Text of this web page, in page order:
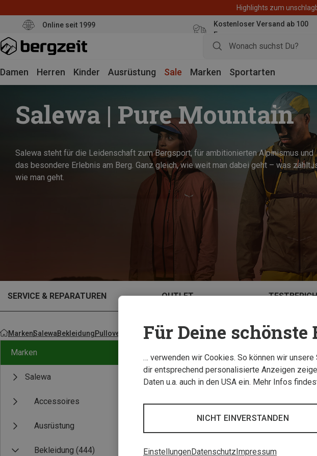
Highlights zum
Online seit 1999
Kostenloser Versand ab 100
Euro
Damen Herren Kinder Ausrüstung Sale Marken Sportarten
Salewa | Pure Mountain
Salewa steht für die Leidenschaft zum Bergsport, für ambitionierten Alpinismus und
das besondere Erlebnis am Berg. Ganz gleich, wie weit man dabei geht – was zählt
wie man geht.
SERVICE & REPARATUREN OUTLET
MarkenSalewaBekleidungPullover, Hoodies, Shirts
Marken
Salewa
Accessoires
Ausrüstung
Bekleidung (444)
Für Deine schönste
… verwenden wir Cookies. So können wir
dir entsprechend personalisierte Anzeigen
Daten u.a. auch in den USA ein. Mehr Infos
NICHT EINVERSTANDEN
EinstellungenDatenschutzImpressum